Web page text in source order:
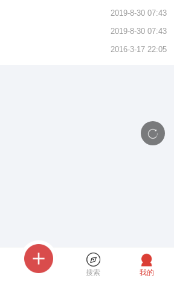
2019-8-30 07:43
2019-8-30 07:43
2016-3-17 22:05
搜索 我的